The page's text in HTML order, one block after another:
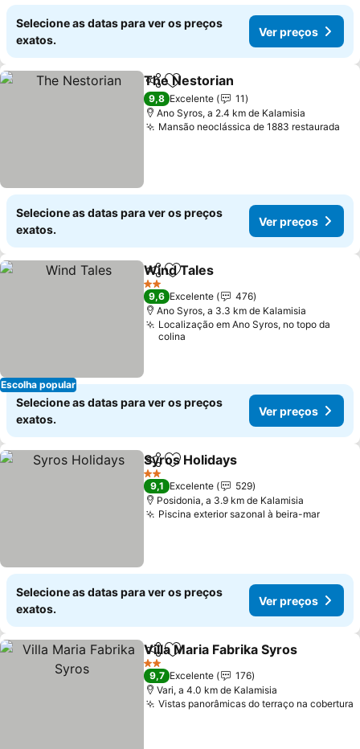
Selecione as datas para ver os preços
exatos.
Ver preços
PartilharAdicionar aos favoritos
The Nestorian
9,8 Excelente
11
Ano Syros, a 2.4 km de Kalamisia
Mansão neoclássica de 1883 restaurada
Selecione as datas para ver os preços
exatos.
Ver preços
Escolha popular
PartilharAdicionar aos favoritos
Wind Tales
2 Estrelas
9,6 Excelente
476
Ano Syros, a 3.3 km de Kalamisia
Localização em Ano Syros, no topo da
colina
Selecione as datas para ver os preços
exatos.
Ver preços
PartilharAdicionar aos favoritos
Syros Holidays
2 Estrelas
9,1 Excelente
529
Posidonia, a 3.9 km de Kalamisia
Piscina exterior sazonal à beira-mar
Selecione as datas para ver os preços
exatos.
Ver preços
PartilharAdicionar aos favoritos
Villa Maria Fabrika Syros
2 Estrelas
9,7 Excelente
176
Vari, a 4.0 km de Kalamisia
Vistas panorâmicas do terraço na cobertura